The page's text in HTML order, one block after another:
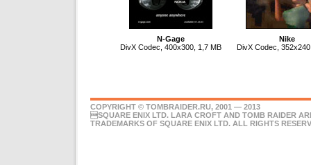
N-Gage
DivX Codec, 400x300, 1,7 MB
Nike
DivX Codec,
COPYRIGHT © TOMBRAIDER.RU, 2001 — 2013
SQUARE ENIX LTD. LARA CROFT AND TOMB RAIDER
TRADEMARKS OF SQUARE ENIX LTD. ALL RIGHTS